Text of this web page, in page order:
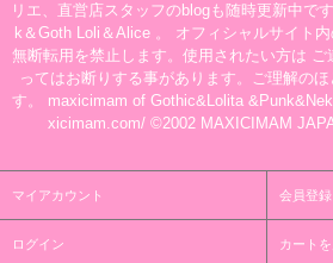
リエ、直営店スタッフのblogも随時更新中で
k＆Goth Loli＆Alice 。 オフィシャルサイト
無断転用を禁止します。使用されたい方は ご
ってはお断りする事があります。ご理解の
す。 maxicimam of Gothic&Lolita
xicimam.com/ ©2002 MAXICIMAM
マイアカウント 会員登録
ログイン カート